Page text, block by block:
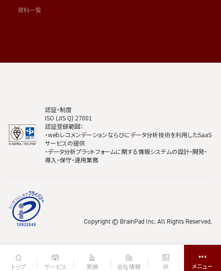
トップ サービス 実績 会社情報 IR
資料一覧
認証・制度
ISO (JIS Q) 27001
認証登録範囲：
・webレコメンデーションならびにデータ分析技術を利用したSaaS
サービスの提供
・データ分析プラットフォームに関する情報システムの設計・開発・
導入・保守・運用業務
Copyright © BrainPad lnc. All Rights Reserved.